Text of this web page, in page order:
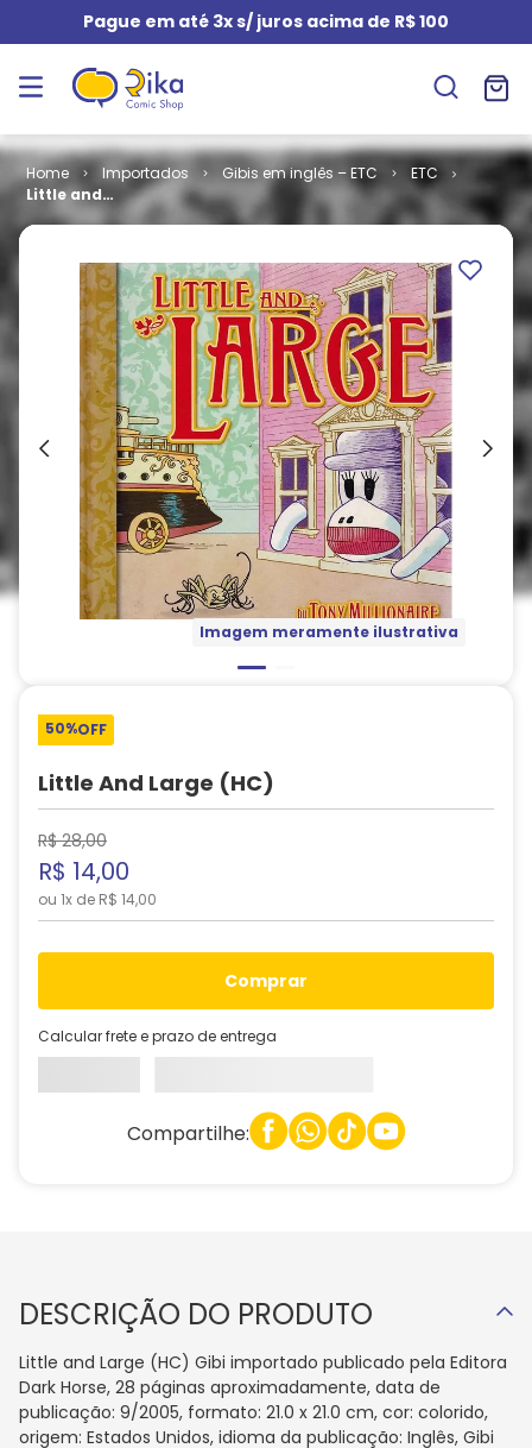
Pague em até 3x s/ juros acima de R$ 100
Importados Gibis em inglês – ETC
ETC
Little and
Large (HC)
Imagem meramente ilustrativa
50%OFF
Little And Large (HC)
R$ 28,00
R$ 14,00
ou 1x de R$ 14,00
comprar
Calcular frete e prazo de entrega
Compartilhe:
DESCRIÇÃO DO PRODUTO
Little and Large (HC) Gibi importado publicado pela Editora
Dark Horse, 28 páginas aproximadamente, data de
publicação: 9/2005, formato: 21.0 x 21.0 cm, cor: colorido,
origem: Estados Unidos, idioma da publicação: Inglês, Gibi